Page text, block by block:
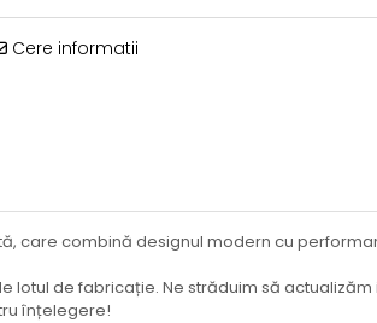
Cere informatii
care combină designul modern cu
lotul de fabricație. Ne străduim să actualizăm
înțelegere!